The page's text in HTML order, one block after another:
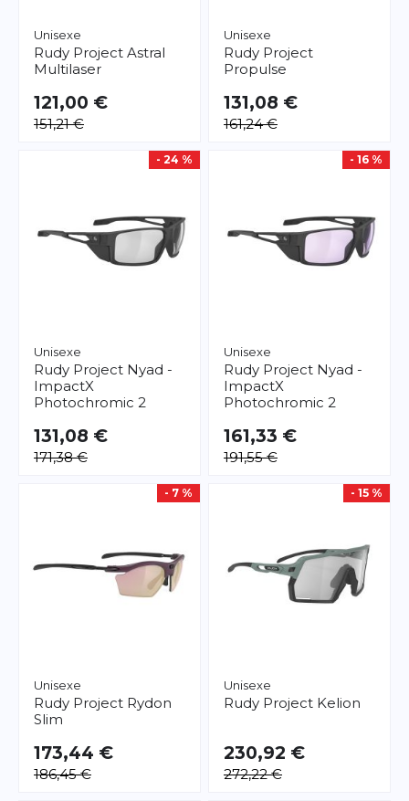
Unisexe
Rudy Project Astral
Multilaser
121,00 €
151,21 €
Unisexe
Rudy Project
Propulse
131,08 €
161,24 €
- 24 %
Unisexe
Rudy Project Nyad -
ImpactX
Photochromic 2
131,08 €
171,38 €
- 16 %
Unisexe
Rudy Project Nyad -
ImpactX
Photochromic 2
161,33 €
191,55 €
- 7 %
Unisexe
Rudy Project Rydon
Slim
173,44 €
186,45 €
- 15 %
Unisexe
Rudy Project Kelion
230,92 €
272,22 €